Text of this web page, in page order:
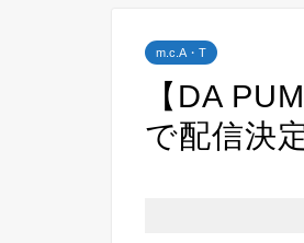
m.c.A・T
【DA
で配信決